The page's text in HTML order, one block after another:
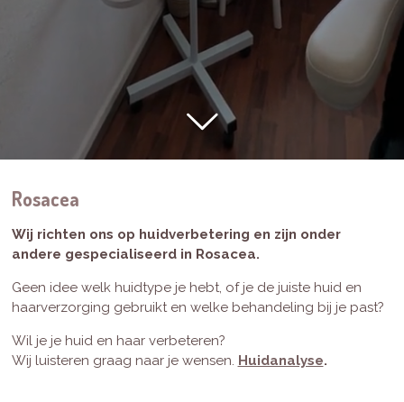
Rosacea
Wij richten ons op huidverbetering en zijn onder
andere gespecialiseerd in Rosacea.
Geen idee welk huidtype je hebt, of je de juiste huid en
haarverzorging gebruikt en welke behandeling bij je past?
Wil je je huid en haar verbeteren?
Wij luisteren graag naar je wensen. Huidanalyse.